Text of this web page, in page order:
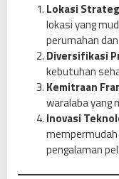
Lokasi
lokasi yang
perumahan
Diversifikasi
kebutuhan
Kemitraan
waralaba yang
Inovasi
pengalaman